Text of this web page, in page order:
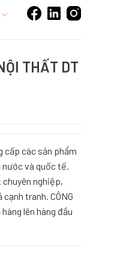
THẤT DT
cấp các sản phẩm
nước và quốc tế.
chuyên nghiệp,
tranh. CÔNG
lên hàng đầu